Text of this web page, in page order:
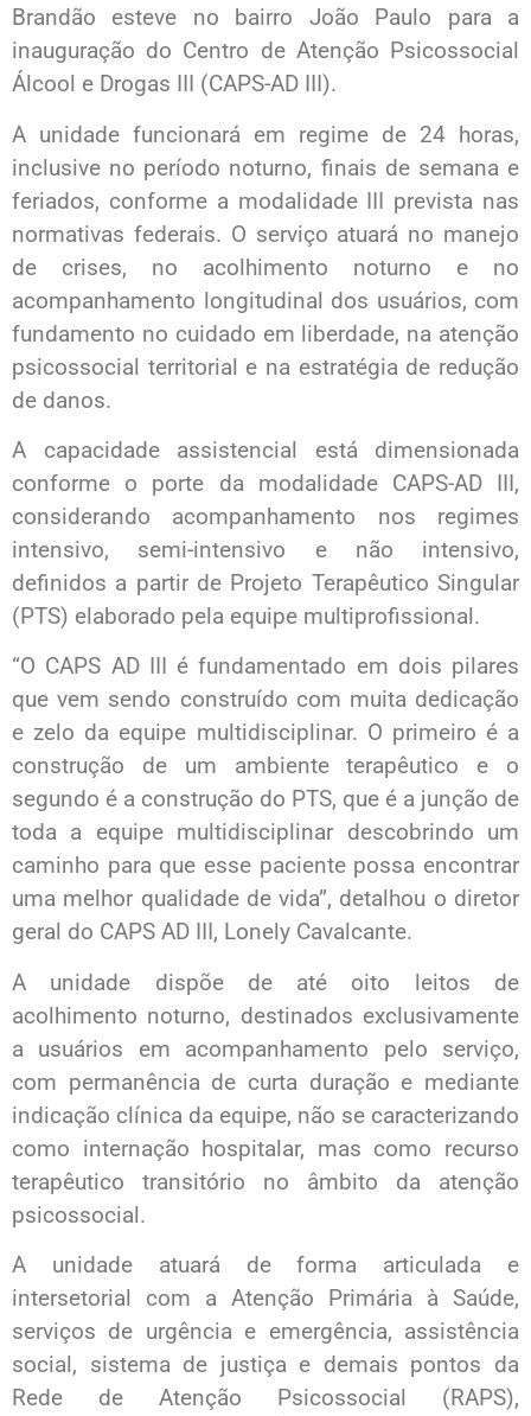
Brandão esteve no bairro João Paulo para a
inauguração do Centro de Atenção Psicossocial
Álcool e Drogas III (CAPS-AD III).
A unidade funcionará em regime de 24 horas,
inclusive no período noturno, finais de semana e
feriados, conforme a modalidade III prevista nas
normativas federais. O serviço atuará no manejo
de crises, no acolhimento noturno e no
acompanhamento longitudinal dos usuários, com
fundamento no cuidado em liberdade, na atenção
psicossocial territorial e na estratégia de redução
de danos.
A capacidade assistencial está dimensionada
conforme o porte da modalidade CAPS-AD III,
considerando acompanhamento nos regimes
intensivo, semi-intensivo e não intensivo,
definidos a partir de Projeto Terapêutico Singular
(PTS) elaborado pela equipe multiprofissional.
“O CAPS AD III é fundamentado em dois pilares
que vem sendo construído com muita dedicação
e zelo da equipe multidisciplinar. O primeiro é a
construção de um ambiente terapêutico e o
segundo é a construção do PTS, que é a junção de
toda a equipe multidisciplinar descobrindo um
caminho para que esse paciente possa encontrar
uma melhor qualidade de vida”, detalhou o diretor
geral do CAPS AD III, Lonely Cavalcante.
A unidade dispõe de até oito leitos de
acolhimento noturno, destinados exclusivamente
a usuários em acompanhamento pelo serviço,
com permanência de curta duração e mediante
indicação clínica da equipe, não se caracterizando
como internação hospitalar, mas como recurso
terapêutico transitório no âmbito da atenção
psicossocial.
A unidade atuará de forma articulada e
intersetorial com a Atenção Primária à Saúde,
serviços de urgência e emergência, assistência
social, sistema de justiça e demais pontos da
Rede de Atenção Psicossocial (RAPS),